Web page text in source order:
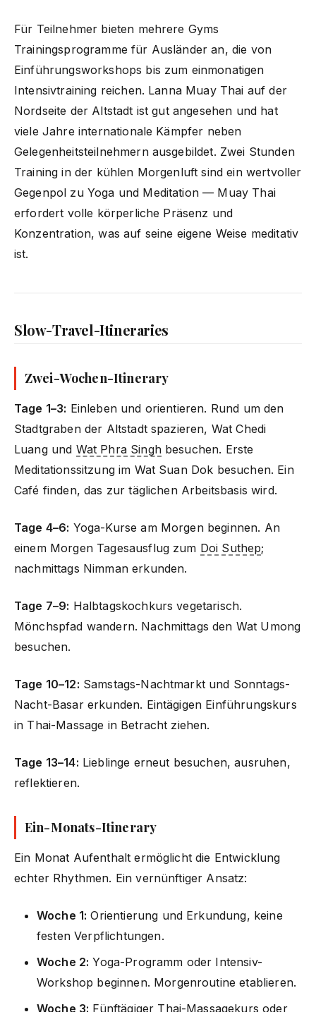
Für Teilnehmer bieten mehrere Gyms
Trainingsprogramme für Ausländer an, die von
Einführungsworkshops bis zum einmonatigen
Intensivtraining reichen. Lanna Muay Thai auf der
Nordseite der Altstadt ist gut angesehen und hat
viele Jahre internationale Kämpfer neben
Gelegenheitsteilnehmern ausgebildet. Zwei Stunden
Training in der kühlen Morgenluft sind ein wertvoller
Gegenpol zu Yoga und Meditation — Muay Thai
erfordert volle körperliche Präsenz und
Konzentration, was auf seine eigene Weise meditativ
ist.
Slow-Travel-Itineraries
Zwei-Wochen-Itinerary
Tage 1–3: Einleben und orientieren. Rund um den
Stadtgraben der Altstadt spazieren, Wat Chedi
Luang und Wat Phra Singhbesuchen. Erste
Meditationssitzung im Wat Suan Dok besuchen. Ein
Café finden, das zur täglichen Arbeitsbasis wird.
Tage 4–6: Yoga-Kurse am Morgen beginnen. An
einem Morgen Tagesausflug zum Doi Suthep;
nachmittags Nimman erkunden.
Tage 7–9: Halbtagskochkurs vegetarisch.
Mönchspfad wandern. Nachmittags den Wat Umong
besuchen.
Tage 10–12: Samstags-Nachtmarkt und Sonntags-
Nacht-Basar erkunden. Eintägigen Einführungskurs
in Thai-Massage in Betracht ziehen.
Tage 13–14: Lieblinge erneut besuchen, ausruhen,
reflektieren.
Ein-Monats-Itinerary
Ein Monat Aufenthalt ermöglicht die Entwicklung
echter Rhythmen. Ein vernünftiger Ansatz:
Woche 1: Orientierung und Erkundung, keine
festen Verpflichtungen.
Woche 2: Yoga-Programm oder Intensiv-
Workshop beginnen. Morgenroutine etablieren.
Woche 3: Fünftägiger Thai-Massagekurs oder